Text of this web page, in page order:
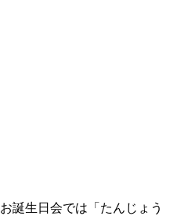
誕生日会では「たんじょう